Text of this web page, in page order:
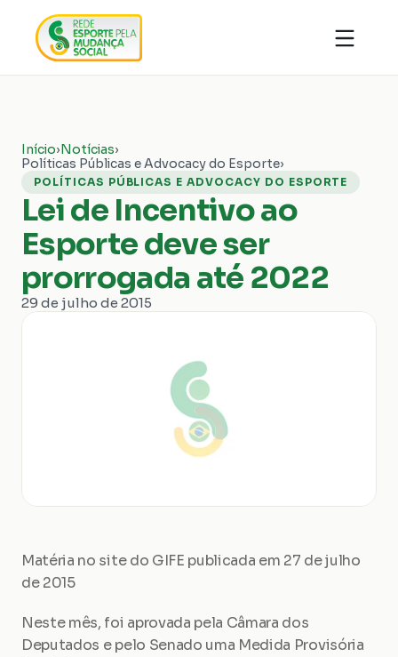
Transparência
Faça parte
Contato
Doar
Início›Notícias›
Políticas Públicas e Advocacy do Esporte›
POLÍTICAS PÚBLICAS E ADVOCACY DO ESPORTE
Lei de Incentivo ao
Esporte deve ser
prorrogada até 2022
29 de julho de 2015
Matéria no site do GIFE publicada em 27 de julho
de 2015
Neste mês, foi aprovada pela Câmara dos
Deputados e pelo Senado uma Medida Provisória